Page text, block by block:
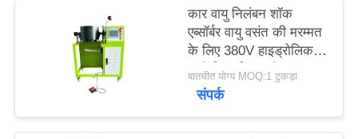
PRIVACY
POLICY
कार वायु निलंबन शॉक
एब्सॉर्बर वायु वसंत की मरम्मत
के लिए 380V हाइड्रोलिक
नली क्रिमपिंग मशीन
बातचीत योग्य MOQ:1 टुकड़ा
संपर्क